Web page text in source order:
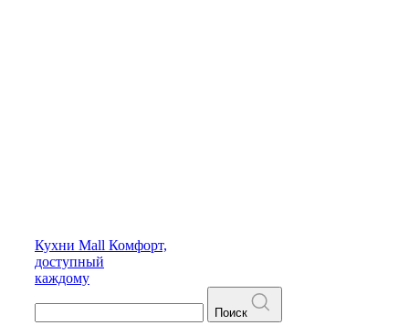
Кухни Mall Комфорт,
доступный
каждому
Поиск